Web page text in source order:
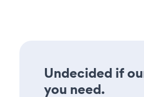
Undecided if
you need.